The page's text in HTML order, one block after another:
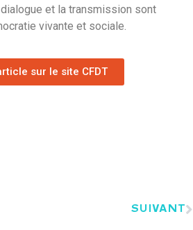
et la transmission sont
vivante et sociale.
sur le site CFDT
SUIVANT